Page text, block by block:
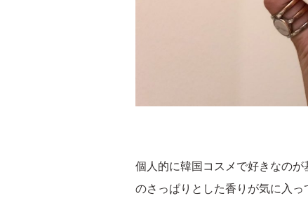
個人的に韓国コスメで好きなの
のさっぱりとした香りが気に入っ